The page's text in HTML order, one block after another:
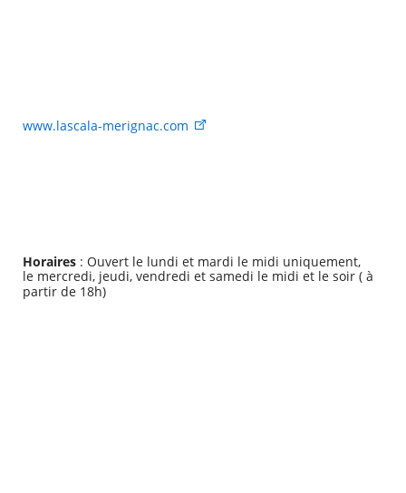
www.lascala-merignac.com
Horaires: Ouvert le lundi et mardi le midi uniquement,
le mercredi, jeudi, vendredi et samedi le midi et le soir ( à
partir de 18h)